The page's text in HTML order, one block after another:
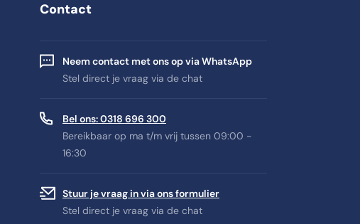
Contact
Neem contact met ons op via WhatsApp
Stel direct je vraag via de chat
Bel ons: 0318 696 300
Bereikbaar op ma t/m vrij tussen 09:00 -
16:30
Stuur je vraag in via ons formulier
Stel direct je vraag via de chat